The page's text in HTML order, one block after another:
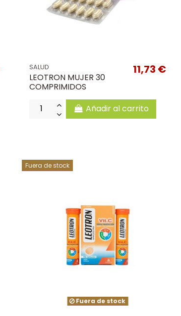
SALUD
LEOTRON MUJER 30
COMPRIMIDOS
11,73 €
Añadir al carrito
Fuera de stock
Fuera de stock